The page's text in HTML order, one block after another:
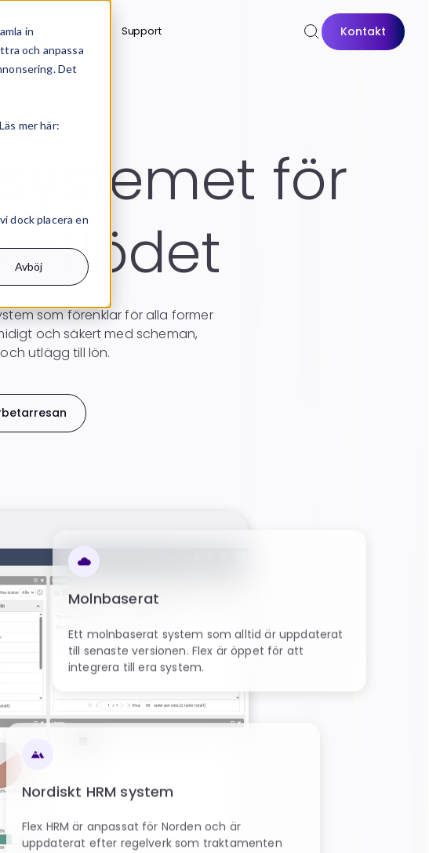
in
och anpassa
Det
mer här:
dock placera en
Avböj
Inspiration Support Kontakt
för
som förenklar för alla former
och säkert med scheman,
utlägg till lön.
Molnbaserat
Ett molnbaserat system som alltid är uppdaterat
till senaste versionen. Flex är öppet för att
integrera till era system.
Nordiskt HRM system
Flex HRM är anpassat för Norden och är
uppdaterat efter regelverk som traktamenten